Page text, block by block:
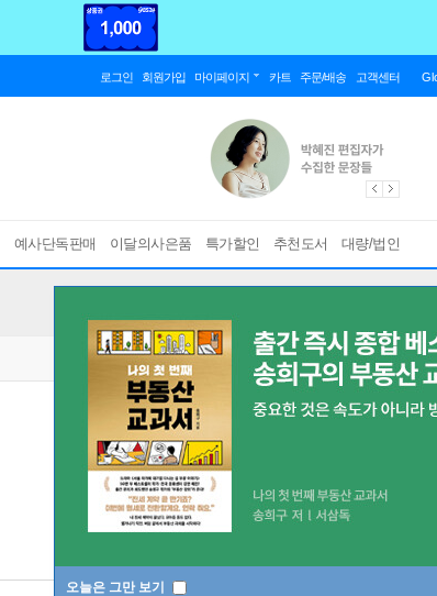
로그인 회원가입 마이페이지 카트 주문/배송 고객센터
예사단독판매 이달의사은품 특가할인 추천도서 대량/법인
오늘은 그만 보기